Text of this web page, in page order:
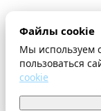
Файлы cookie
Мы используем
пользоваться
cookie
Оплата и
Шиномонтаж
Контакты
...